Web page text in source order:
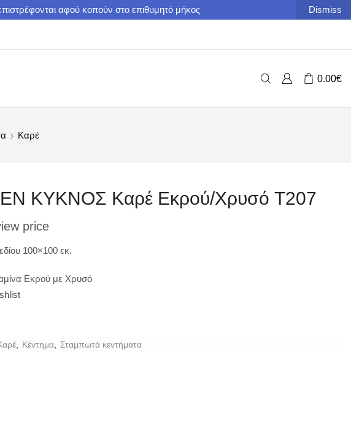
αφού κοπούν στο επιθυμητό μήκος Dismiss
0.00€
Καρέ
ΚΥΚΝΟΣ Καρέ Εκρού/Χρυσό T207
price
100×100 εκ.
Εκρού με Χρυσό
Κέντημα Σταμπωτά κεντήματα